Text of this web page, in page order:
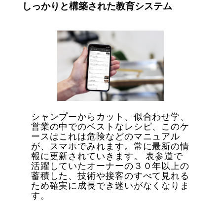
しっかりと構築された教育システム
シャンプーからカット、似合わせ学、
営業の中でのベストなレシピ、このケ
ースはこれは危険などのマニュアル
が、スマホでみれます。常に最新の情
報に更新されていきます。 表参道で
活躍していたオーナーの３０年以上の
蓄積した、技術や接客のすべて見れる
ため確実に成長でき迷いがなくなりま
す。